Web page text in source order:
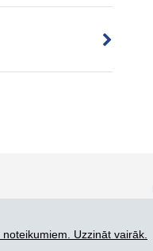
Uzzināt vairāk.